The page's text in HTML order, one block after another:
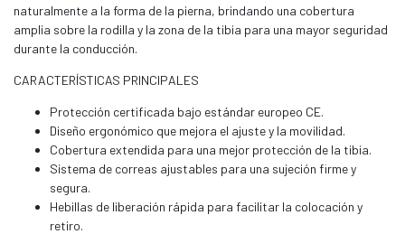
naturalmente a la forma de la pierna, brindando una cobertura
amplia sobre la rodilla y la zona de la tibia para una mayor seguridad
durante la conducción.
CARACTERÍSTICAS PRINCIPALES
Protección certificada bajo estándar europeo CE.
Diseño ergonómico que mejora el ajuste y la movilidad.
Cobertura extendida para una mejor protección de la tibia.
Sistema de correas ajustables para una sujeción firme y
segura.
Hebillas de liberación rápida para facilitar la colocación y
retiro.